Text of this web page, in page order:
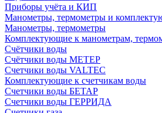
Приборы учёта и КИП
Манометры, термометры и
Манометры, термометры
Комплектующие к манометрам,
Счётчики воды
Счётчики воды МЕТЕР
Счетчики воды VALTEC
Комплектующие к счетчикам воды
Счетчики воды БЕТАР
Счетчики воды ГЕРРИДА